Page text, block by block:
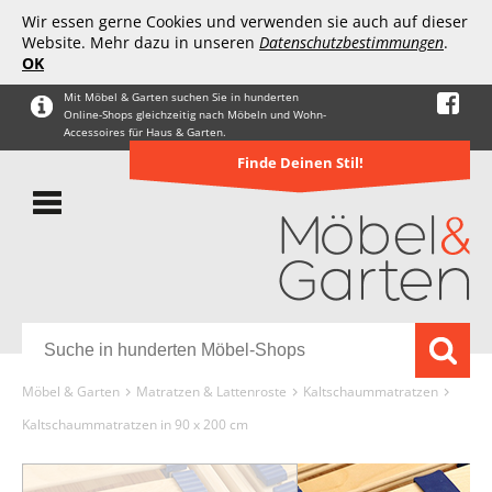
Wir essen gerne Cookies und verwenden sie auch auf dieser
Website. Mehr dazu in unseren Datenschutzbestimmungen.
OK
Mit Möbel & Garten suchen Sie in hunderten
Online-Shops gleichzeitig nach Möbeln und Wohn-
Accessoires für Haus & Garten.
Finde Deinen Stil!
Möbel & Garten Matratzen & Lattenroste
Kaltschaummatratzen
Kaltschaummatratzen in 90 x 200 cm